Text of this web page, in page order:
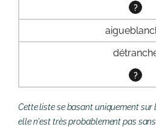
?
?
Cette liste se basant uniquement sur
elle n'est très probablement pas